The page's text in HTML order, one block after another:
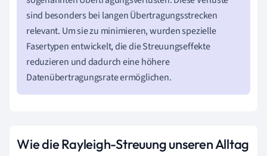
sind besonders bei langen Übertragungsstrecken
relevant. Um sie zu minimieren, wurden spezielle
Fasertypen entwickelt, die die Streuungseffekte
reduzieren und dadurch eine höhere
Datenübertragungsrate ermöglichen.
Wie die Rayleigh-Streuung unseren Alltag